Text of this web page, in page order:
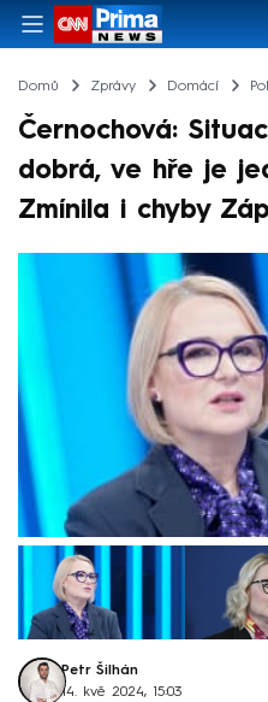
Domů Zprávy Domácí
Černochová:
dobrá, ve hře je
Zmínila i chyby
Petr Šilhán
14. kvě 2024, 15:03